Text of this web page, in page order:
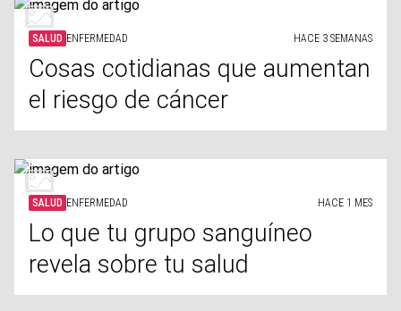
SALUD ENFERMEDAD HACE 3 SEMANAS
Cosas cotidianas que aumentan
el riesgo de cáncer
SALUD ENFERMEDAD HACE 1 MES
Lo que tu grupo sanguíneo
revela sobre tu salud